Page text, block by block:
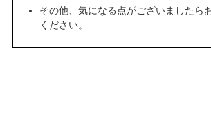
その他、気になる点がございましたら
ください。